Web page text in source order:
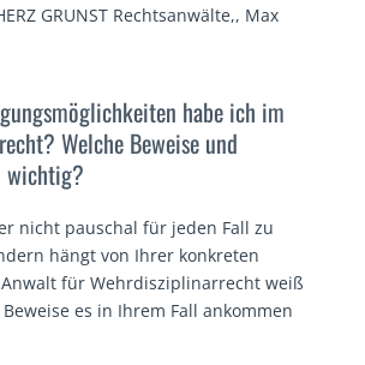
GRUNST Rechtsanwälte,, Max
habe ich im
Welche Beweise und
wichtig?
nicht pauschal für jeden Fall zu
hängt von Ihrer konkreten
für Wehrdisziplinarrecht weiß
es in Ihrem Fall ankommen